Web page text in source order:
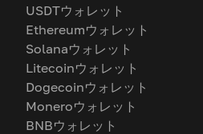
USDTウォレット
Ethereumウォレット
Solanaウォレット
Litecoinウォレット
Dogecoinウォレット
Moneroウォレット
BNBウォレット